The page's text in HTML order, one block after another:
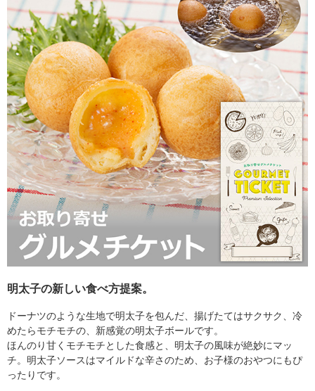
明太子の新しい食べ方提案。
ドーナツのような生地で明太子を包んだ、揚げたてはサクサク、冷
めたらモチモチの、新感覚の明太子ボールです。
ほんのり甘くモチモチとした食感と、明太子の風味が絶妙にマッ
チ。明太子ソースはマイルドな辛さのため、お子様のおやつにもぴ
ったりです。